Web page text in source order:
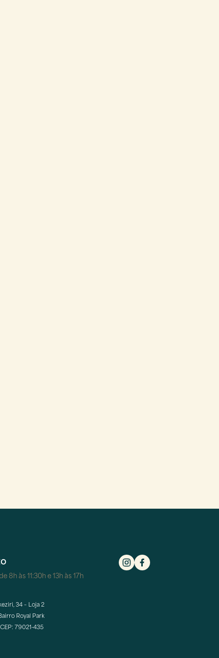
8h às 11:30h e 13h às 17h
34 – Loja 2
Royal Park
79021-435